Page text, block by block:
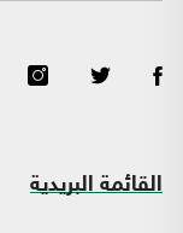
القائمة البريدية